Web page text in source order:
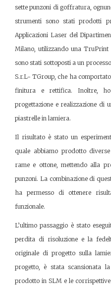
sette punzoni di goffratura,
strumenti sono stati prodotti
Applicazioni Laser del
Milano, utilizzando una
sono stati sottoposti a un
S.r.L- TGroup, che ha
finitura e rettifica. Inoltre,
progettazione e realizzazione di
piastrelle in lamiera.
Il risultato è stato un
quale abbiamo prodotto
rame e ottone, mettendo alla
punzoni. La combinazione di
ha permesso di ottenere
funzionale.
L’ultimo passaggio è stato
perdita di risoluzione e la
originale di progetto sulla
progetto, è stata scansionata
prodotto in SLM e le